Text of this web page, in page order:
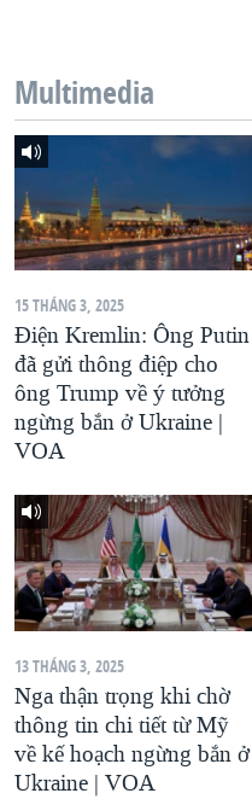
Multimedia
15 THÁNG 3, 2025
Điện Kremlin: Ông Putin
đã gửi thông điệp cho
ông Trump về ý tưởng
ngừng bắn ở Ukraine |
VOA
13 THÁNG 3, 2025
Nga thận trọng khi chờ
thông tin chi tiết từ Mỹ
về kế hoạch ngừng bắn ở
Ukraine | VOA